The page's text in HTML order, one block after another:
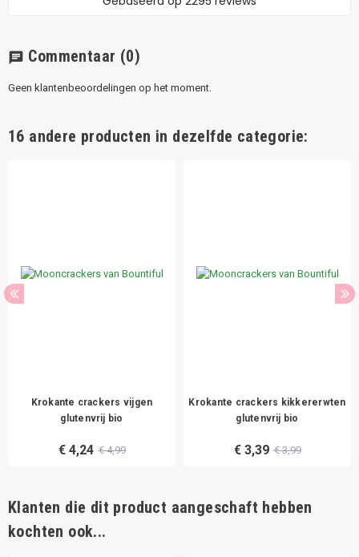
chat Commentaar (0)
Geen klantenbeoordelingen op het moment.
16 andere producten in dezelfde categorie:
Krokante crackers vijgen
glutenvrij bio
€ 4,24 € 4,99
Krokante crackers kikkererwten
glutenvrij bio
€ 3,39 € 3,99
Klanten die dit product aangeschaft hebben
kochten ook...